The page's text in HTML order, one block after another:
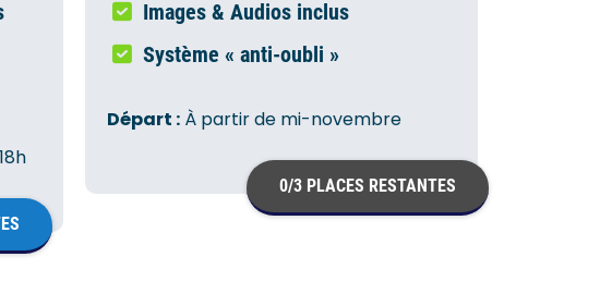
Images & Audios inclus
Système « anti-oubli »
Départ : À partir de mi-novembre
0/3 PLACES RESTANTES